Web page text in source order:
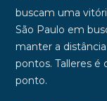
buscam uma
São Paulo em
manter a
pontos. Talleres é
ponto.